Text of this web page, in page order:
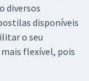
diversos
disponíveis
o seu
flexível, pois